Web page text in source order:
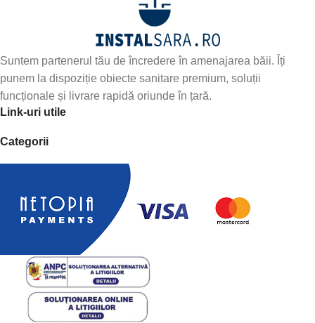
Suntem partenerul tău de încredere în amenajarea băii. Îți
punem la dispoziție obiecte sanitare premium, soluții
funcționale și livrare rapidă oriunde în țară.
Link-uri utile
Categorii